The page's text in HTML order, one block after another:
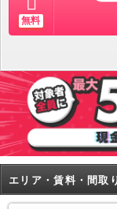
無料
エリア・賃料・間取